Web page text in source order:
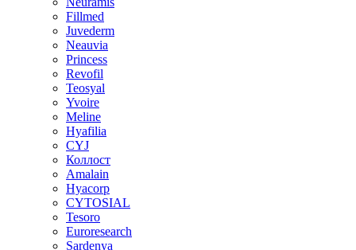
Fillmed
Juvederm
Neauvia
Princess
Revofil
Teosyal
Yvoire
Meline
Hyafilia
CYJ
Коллост
Amalain
Hyacorp
CYTOSIAL
Tesoro
Euroresearch
Sardenya